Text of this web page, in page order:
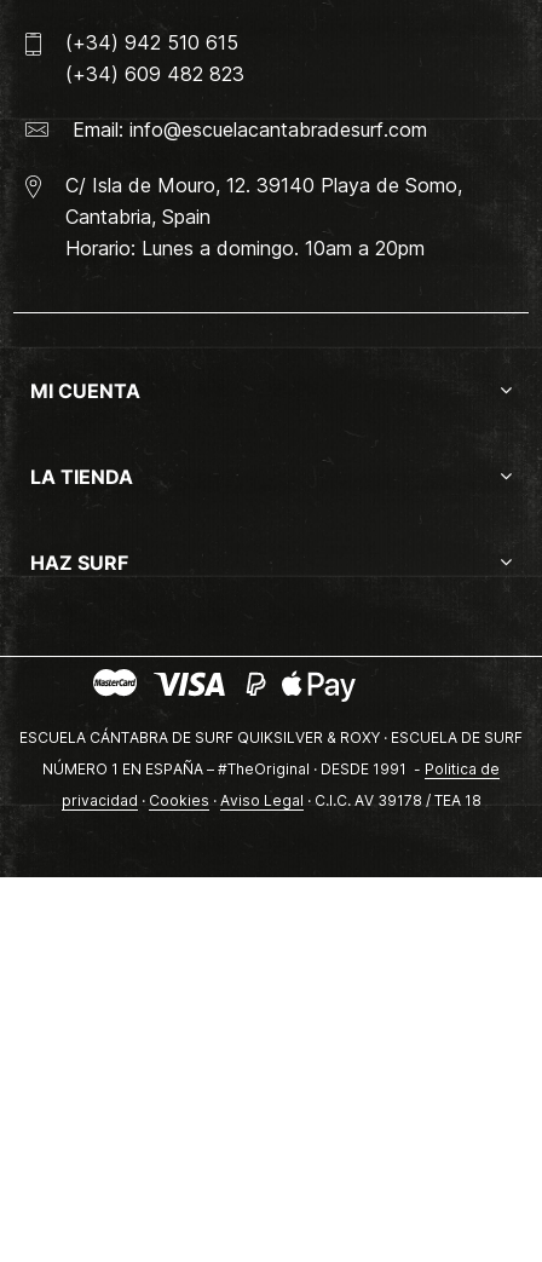
(+34) 942 510 615
(+34) 609 482 823
Email: info@escuelacantabradesurf.com
C/ Isla de Mouro, 12. 39140 Playa de Somo,
Cantabria, Spain
Horario: Lunes a domingo. 10am a 20pm
MI CUENTA
LA TIENDA
HAZ SURF
ESCUELA CÁNTABRA DE SURF QUIKSILVER & ROXY · ESCUELA DE SURF
NÚMERO 1 EN ESPAÑA – #TheOriginal · DESDE 1991 - Politica de
privacidad · Cookies · Aviso Legal · C.I.C. AV 39178 / TEA 18